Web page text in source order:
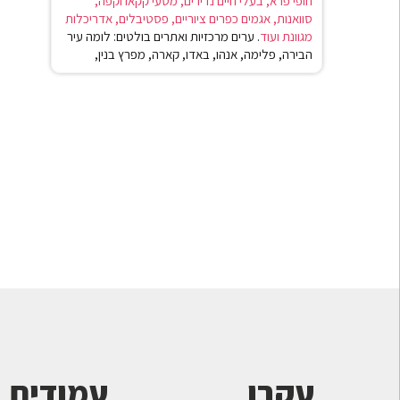
סוואנות, אגמים כפרים ציוריים, פסטיבלים, אדריכלות
מגוונת ועוד. ערים מרכזיות ואתרים בולטים: לומה עיר
הבירה, פלימה, אנהו, באדו, קארה, מפרץ בנין,